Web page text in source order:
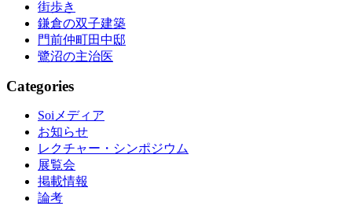
街歩き
鎌倉の双子建築
門前仲町田中邸
鷺沼の主治医
Categories
Soiメディア
お知らせ
レクチャー・シンポジウム
展覧会
掲載情報
論考